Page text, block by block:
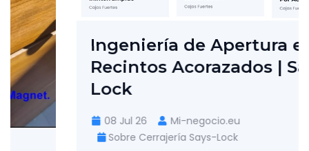
Ingeniería de Apertura en
Recintos Acorazados | Says-
Lock
08 Jul 26
Mi-negocio.eu
Sobre Cerrajería Says-Lock